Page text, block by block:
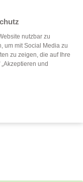
nutzbar zu
um mit Social Media zu
zu zeigen, die auf Ihre
und